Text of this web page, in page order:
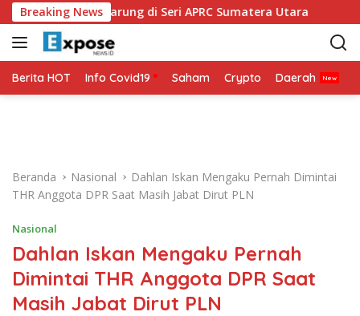
a
g
u
Breaking News
Siap Bertarung di Seri APRC Sumatera Utara
Berita HOT Info Covid19 Saham Crypto Daerah
Beranda Nasional
Dahlan Iskan Mengaku Pernah Dimintai
THR Anggota DPR Saat Masih Jabat Dirut PLN
Nasional
Dahlan Iskan Mengaku Pernah
Dimintai THR Anggota DPR Saat
Masih Jabat Dirut PLN